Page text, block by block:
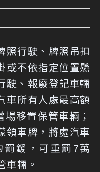
照行駛、牌照吊扣
或不依指定位置懸
駛、報廢登記車輛
車所有人處最高額
移置保管車輛；
領車牌，將處汽車
鍰，可重罰7萬
車輛。